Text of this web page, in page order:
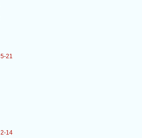
5-21
2-14